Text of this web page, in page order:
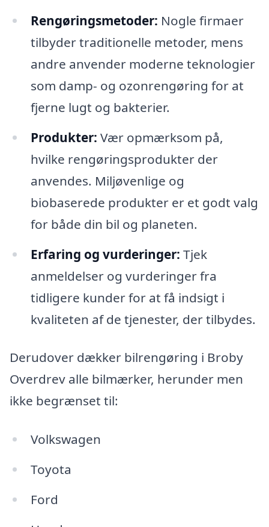
Rengøringsmetoder: Nogle firmaer
tilbyder traditionelle metoder, mens
andre anvender moderne teknologier
som damp- og ozonrengøring for at
fjerne lugt og bakterier.
Produkter: Vær opmærksom på,
hvilke rengøringsprodukter der
anvendes. Miljøvenlige og
biobaserede produkter er et godt valg
for både din bil og planeten.
Erfaring og vurderinger: Tjek
anmeldelser og vurderinger fra
tidligere kunder for at få indsigt i
kvaliteten af de tjenester, der tilbydes.
Derudover dækker bilrengøring i Broby
Overdrev alle bilmærker, herunder men
ikke begrænset til:
Volkswagen
Toyota
Ford